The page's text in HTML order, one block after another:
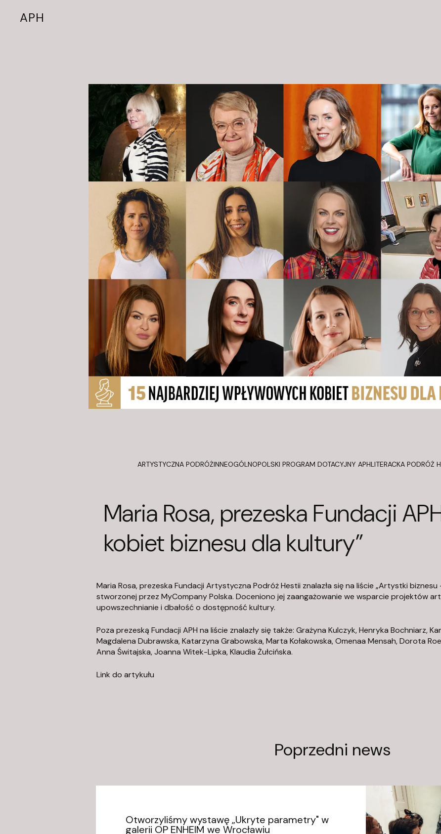
APH
ARTYSTYCZNA PODRÓŻINNEOGÓLNOPOLSKI PROGRAM DOTACYJNY APHLITERACKA PODRÓŻ
Maria Rosa, prezeska Fundacji
kobiet biznesu dla kultury”
Maria Rosa, prezeska Fundacji Artystyczna Podróż Hestii znalazła się na liście „Artystki
stworzonej przez MyCompany Polska. Doceniono jej zaangażowanie we wsparcie projektów
upowszechnianie i dbałość o dostępność kultury.
Poza prezeską Fundacji APH na liście znalazły się także: Grażyna Kulczyk, Henryka Bochniarz,
Magdalena Dubrawska, Katarzyna Grabowska, Marta Kołakowska, Omenaa Mensah, Dorota
Anna Świtajska, Joanna Witek-Lipka, Klaudia Żułcińska.
Link do artykułu
Poprzedni news
Otworzyliśmy wystawę „Ukryte parametry" w
galerii OP ENHEIM we Wrocławiu